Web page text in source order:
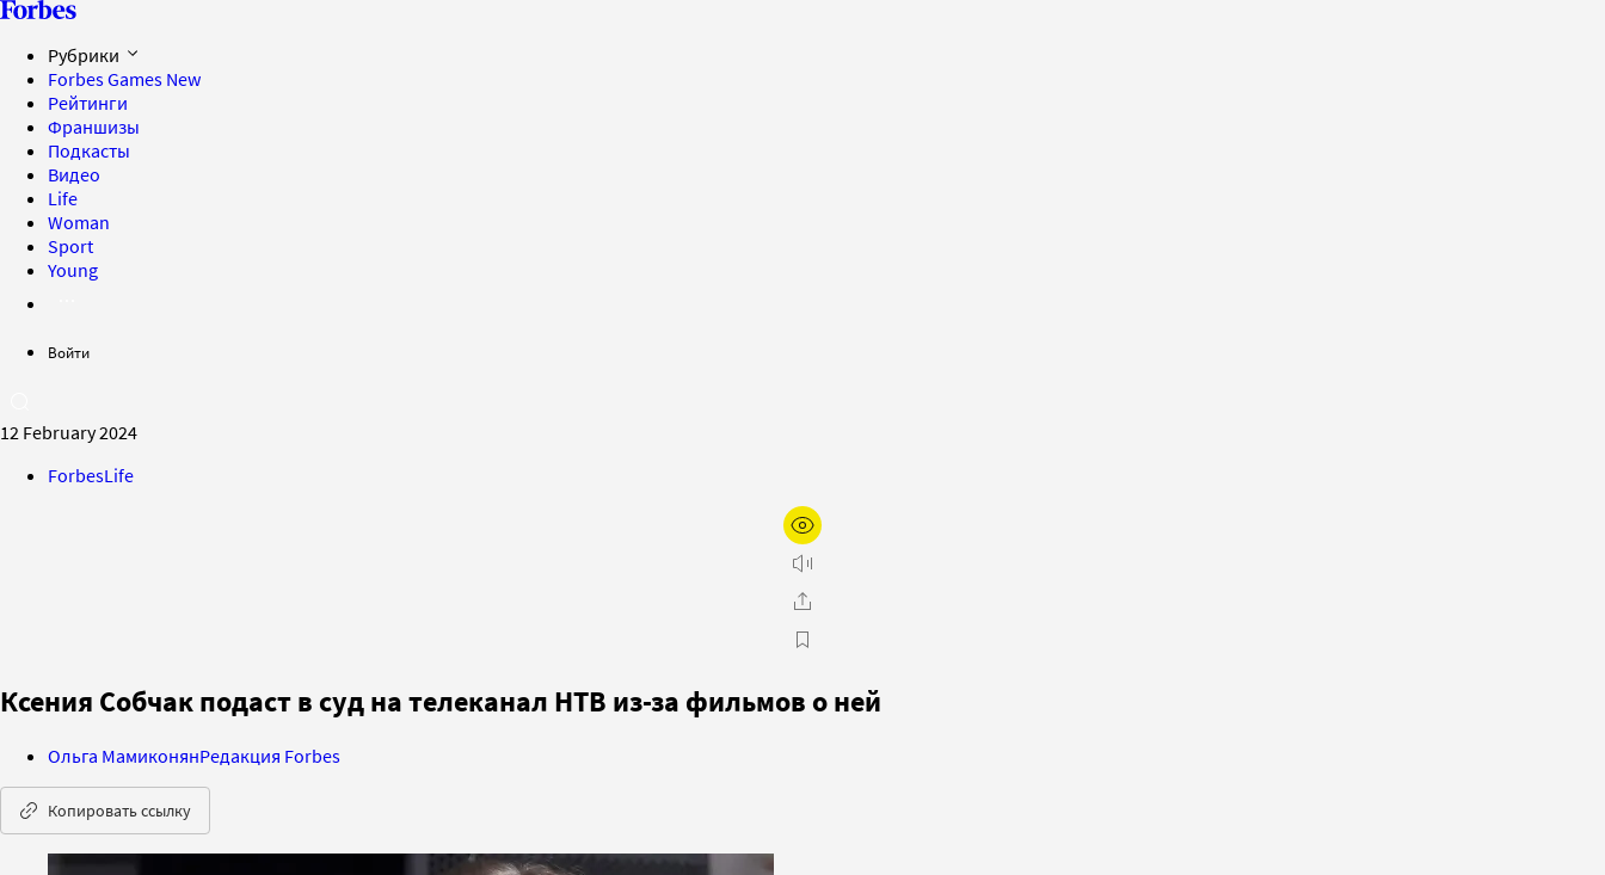
Рубрики
Forbes Games New
Рейтинги
Франшизы
Подкасты
Видео
Life
Woman
Sport
Young
Войти
12 February 2024
ForbesLife
Ксения Собчак подаст в суд на телеканал НТВ из-за фильмов о ней
Ольга МамиконянРедакция Forbes
Копировать ссылку